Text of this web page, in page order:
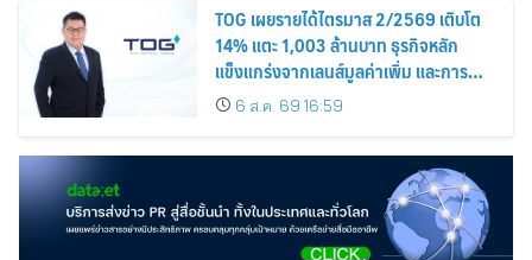
TOG เผยรายได้ไตรมาส 2/2569 เติบโต
14% แตะ 1,003 ล้านบาท ธุรกิจหลัก
แข็งแกร่งจากเลนส์มูลค่าเพิ่ม และการ
ขยายตลาดต่างประเทศ พร้อมเดินหน้า
ลงทุนเพื่อการเติบโตระยะยาว
6 ส.ค. 69 16:59